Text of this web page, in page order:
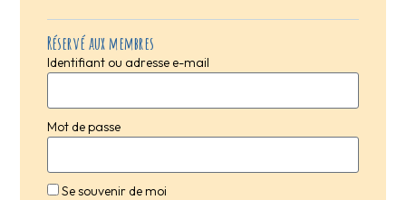
Réservé aux membres
Identifiant ou adresse e-mail
Mot de passe
Se souvenir de moi